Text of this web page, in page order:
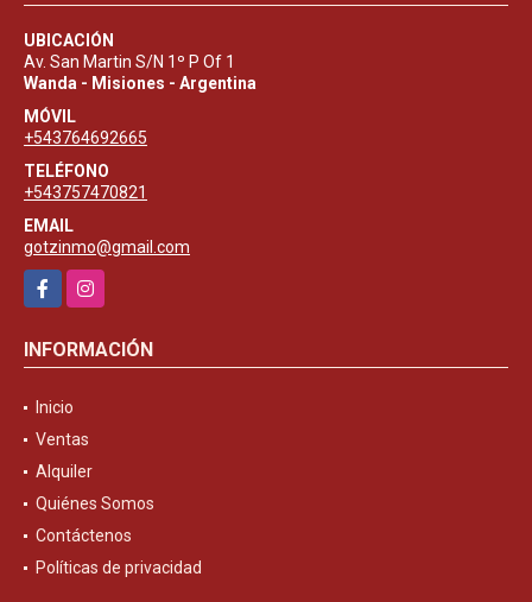
UBICACIÓN
Av. San Martin S/N 1º P Of 1
Wanda - Misiones - Argentina
MÓVIL
+543764692665
TELÉFONO
+543757470821
EMAIL
gotzinmo@gmail.com
FacebookInstagram
INFORMACIÓN
Inicio
Ventas
Alquiler
Quiénes Somos
Contáctenos
Políticas de privacidad